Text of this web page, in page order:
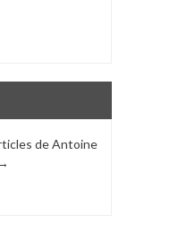
de Antoine